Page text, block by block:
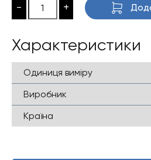
- +
Характеристики
Одиниця виміру
Виробник
Країна